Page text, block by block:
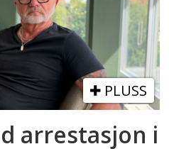
PLUSS
arrestasjon i